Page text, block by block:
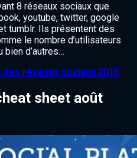
8 réseaux sociaux que
youtube, twitter, google
tumblr. Ils présentent des
le nombre d’utilisateurs
d’autres…
réseaux sociaux 2015
sheet août